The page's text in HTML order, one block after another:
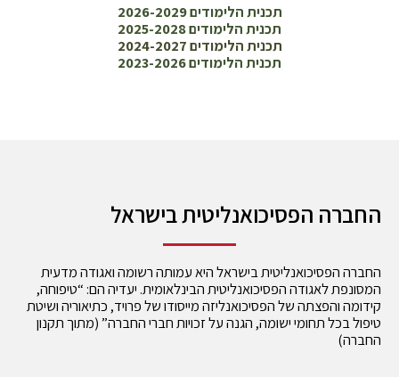
תכנית הלימודים 2026-2029
תכנית הלימודים 2025-2028
תכנית הלימודים 2024-2027
תכנית הלימודים 2023-2026
החברה הפסיכואנליטית בישראל
החברה הפסיכואנליטית בישראל היא עמותה רשומה ואגודה מדעית
המסונפת לאגודה הפסיכואנליטית הבינלאומית. יעדיה הם: “טיפוחה,
קידומה והפצתה של הפסיכואנליזה מייסודו של פרויד, כתיאוריה ושיטת
טיפול בכל תחומי ישומה, הגנה על זכויות חברי החברה” (מתוך תקנון
החברה)